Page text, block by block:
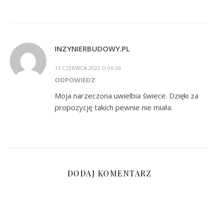
INZYNIERBUDOWY.PL
13 CZERWCA 2022 O 06:56
ODPOWIEDZ
Moja narzeczona uwielbia świece. Dzięki za
propozycję takich pewnie nie miała.
DODAJ KOMENTARZ